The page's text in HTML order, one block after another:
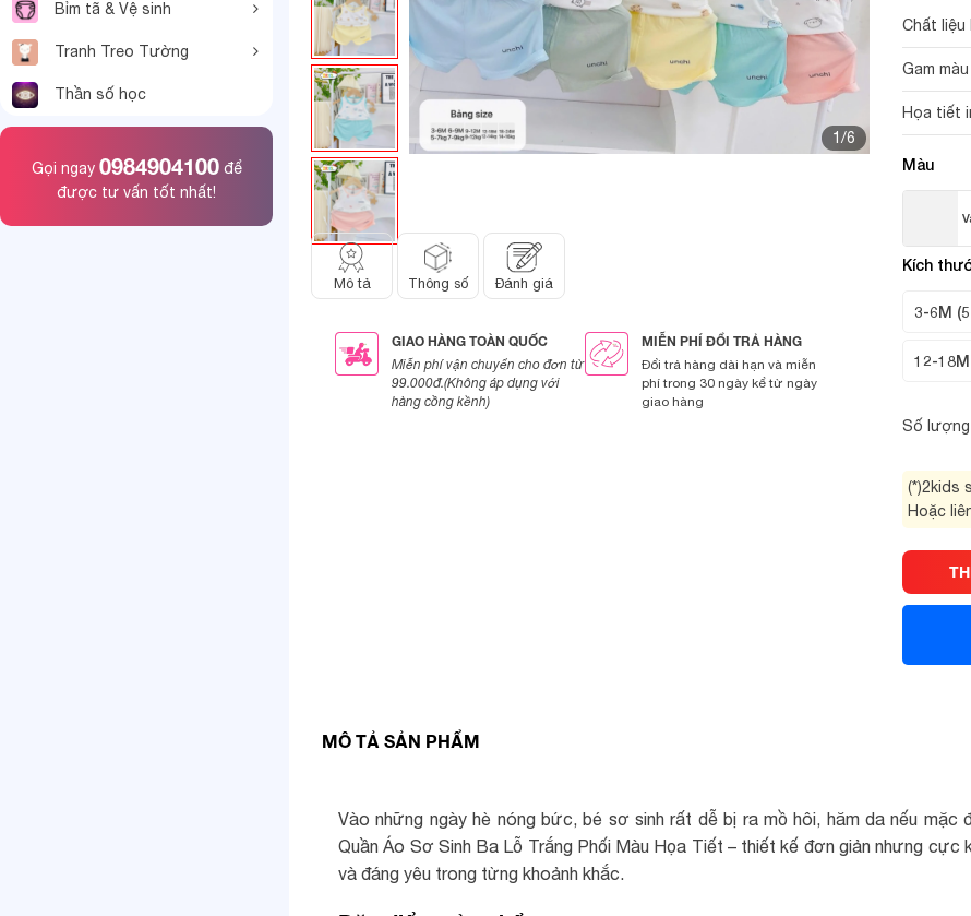
Bỉm tã & Vệ sinh
Tranh Treo Tường
Thần số học
Gọi ngay 0984904100để
được tư vấn tốt nhất!
1/6
Mô tả Thông số Đánh giá
GIAO HÀNG TOÀN QUỐC
Miễn phí vận chuyển cho đơn từ
99.000đ.(Không áp dụng với
hàng cồng kềnh)
MIỄN PHÍ ĐỔI TRẢ HÀNG
Đổi trả hàng dài hạn và miễn
phí trong 30 ngày kể từ ngày
giao hàng
Chất liệu
Gam
Họa tiết
Màu
Kích
3-6M
12-
Số lượng
(*)2kids
Hoặc
MÔ TẢ SẢN PHẨM
Vào những ngày hè nóng bức, bé sơ sinh rất dễ bị ra mồ hôi, hăm da nếu mặc
Quần Áo Sơ Sinh Ba Lỗ Trắng Phối Màu Họa Tiết – thiết kế đơn giản nhưng
và đáng yêu trong từng khoảnh khắc.